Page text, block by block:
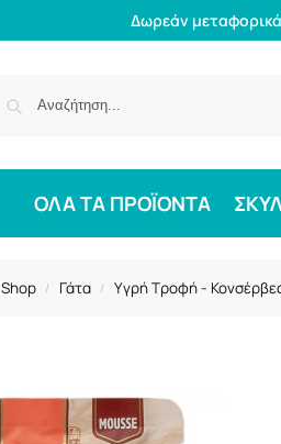
Δωρεάν
ΟΛΑ ΤΑ ΠΡΟΪΟΝΤΑ
Shop / Γάτα / Υγρή Τροφή -